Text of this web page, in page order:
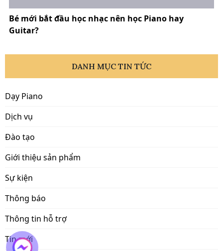
Bé mới bắt đầu học nhạc nên học Piano hay
Guitar?
DANH MỤC TIN TỨC
Dạy Piano
Dịch vụ
Đào tạo
Giới thiệu sản phẩm
Sự kiện
Thông báo
Thông tin hỗ trợ
Tin mới